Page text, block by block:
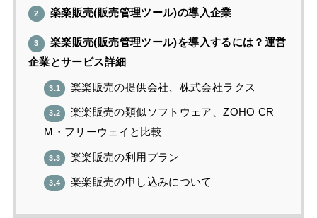
2 楽楽販売(販売管理ツール)の導入企業
3
楽楽販売(販売管理ツール)を導入するには？運営
企業とサービス詳細
3.1 楽楽販売の提供会社、株式会社ラクス
3.2
楽楽販売の類似ソフトウェア、ZOHO CR
M・フリーウェイと比較
3.3 楽楽販売の利用プラン
3.4 楽楽販売の申し込みについて